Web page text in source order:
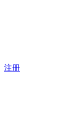
注册